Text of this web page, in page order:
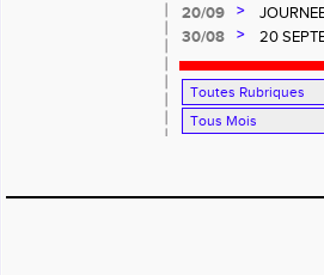
20/09
>
30/08
>
20